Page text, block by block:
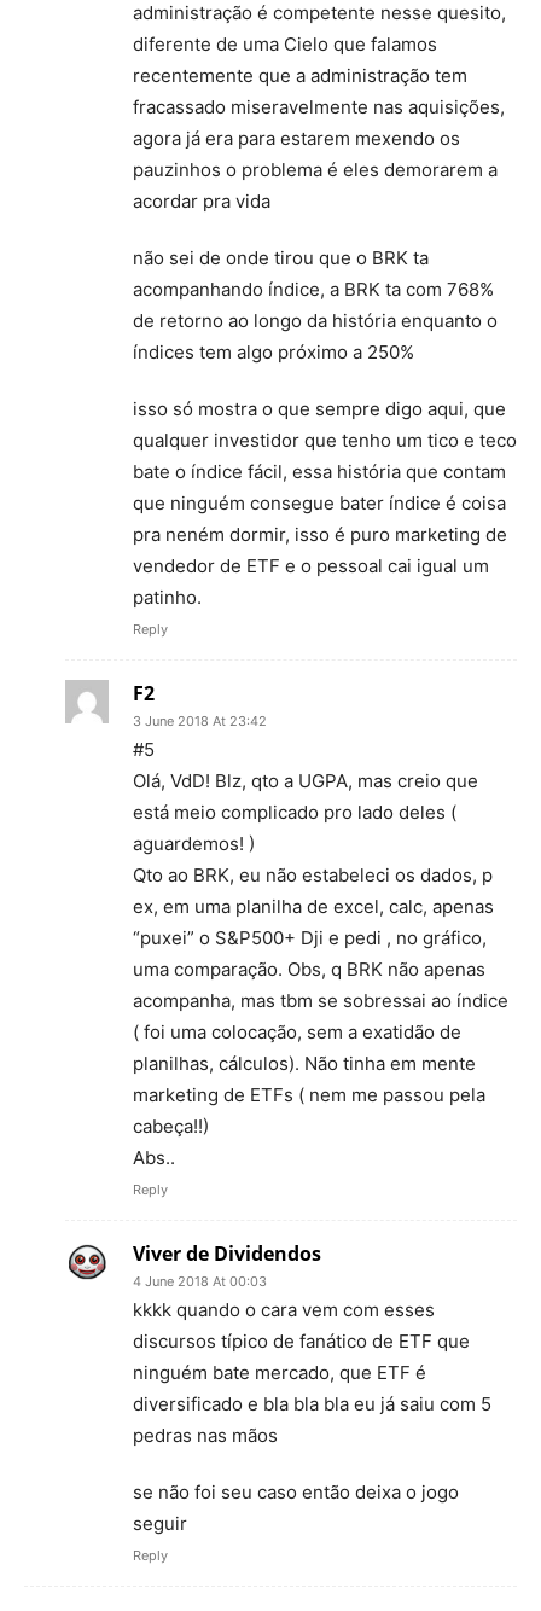
administração é competente nesse quesito,
diferente de uma Cielo que falamos
recentemente que a administração tem
fracassado miseravelmente nas aquisições,
agora já era para estarem mexendo os
pauzinhos o problema é eles demorarem a
acordar pra vida
não sei de onde tirou que o BRK ta
acompanhando índice, a BRK ta com 768%
de retorno ao longo da história enquanto o
índices tem algo próximo a 250%
isso só mostra o que sempre digo aqui, que
qualquer investidor que tenho um tico e teco
bate o índice fácil, essa história que contam
que ninguém consegue bater índice é coisa
pra neném dormir, isso é puro marketing de
vendedor de ETF e o pessoal cai igual um
patinho.
Reply
F2
3 June 2018 At 23:42
#5
Olá, VdD! Blz, qto a UGPA, mas creio que
está meio complicado pro lado deles (
aguardemos! )
Qto ao BRK, eu não estabeleci os dados, p
ex, em uma planilha de excel, calc, apenas
“puxei” o S&P500+ Dji e pedi , no gráfico,
uma comparação. Obs, q BRK não apenas
acompanha, mas tbm se sobressai ao índice
( foi uma colocação, sem a exatidão de
planilhas, cálculos). Não tinha em mente
marketing de ETFs ( nem me passou pela
cabeça!!)
Abs..
Reply
Viver de Dividendos
4 June 2018 At 00:03
kkkk quando o cara vem com esses
discursos típico de fanático de ETF que
ninguém bate mercado, que ETF é
diversificado e bla bla bla eu já saiu com 5
pedras nas mãos
se não foi seu caso então deixa o jogo
seguir
Reply